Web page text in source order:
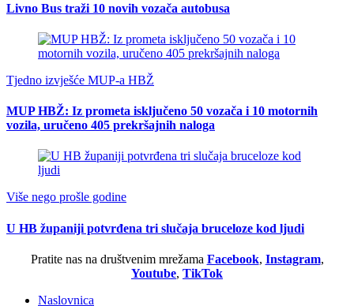
Livno Bus traži 10 novih vozača autobusa
Tjedno izvješće MUP-a HBŽ
MUP HBŽ: Iz prometa isključeno 50 vozača i 10 motornih
vozila, uručeno 405 prekršajnih naloga
Više nego prošle godine
U HB županiji potvrđena tri slučaja bruceloze kod ljudi
Pratite nas na društvenim mrežama Facebook, Instagram,
Youtube, TikTok
Naslovnica